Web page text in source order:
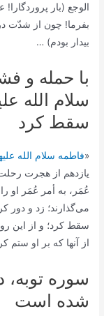
الوجع (بار
بفرما! چون از شدّت
بیدار بودم) …
با حمله و
سلام الله
سقط کرد
«فاطمه سلام الله
یازدهم از هجرت
عُمَر، به أمر عُمَر او
می‌گذارند؛ زد و دور
سقط کرد؛ و از این
از آنها که بر او ستم
سوره
شده است‌